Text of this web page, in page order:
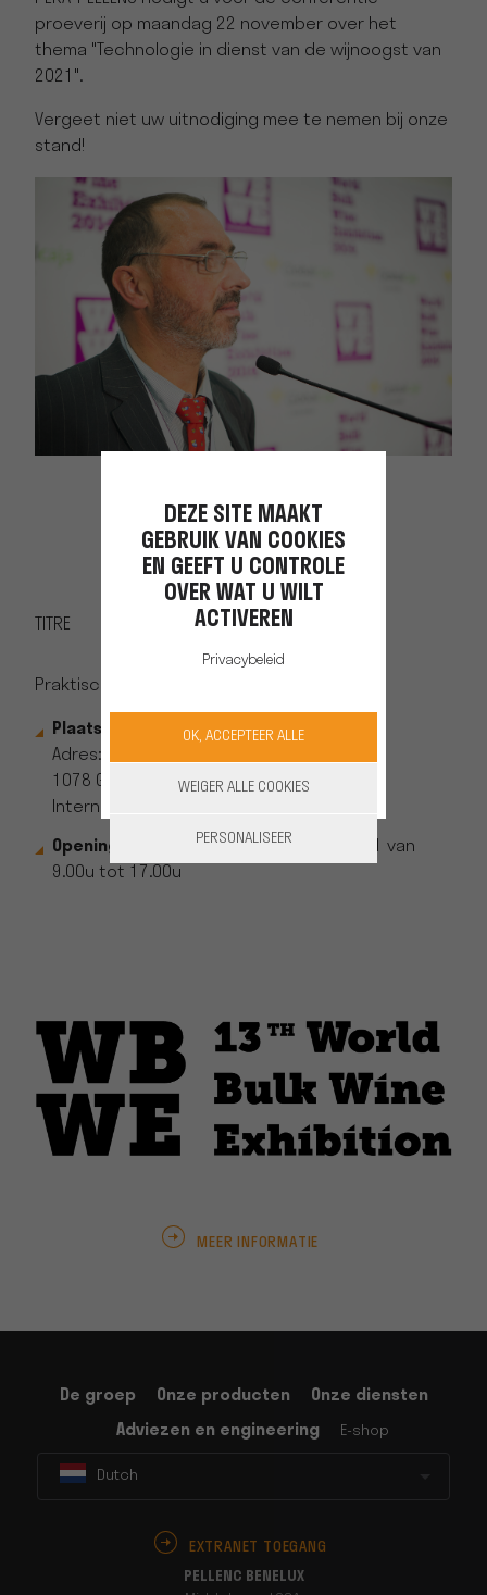
proeverij op maandag 22 november over het
thema "Technologie in dienst van de wijnoogst van
2021".
Vergeet niet uw uitnodiging mee te nemen bij onze
stand!
TITRE
Praktische informatie:
Plaats: Amsterdam RAI Hall 2 & 3
Adres: Europaplein 22
1078 GZ Amsterdam
Internet:
Openingstijden:
22 en 23 november 2021 van
9.00u tot 17.00u
MEER INFORMATIE
De groep Onze producten
Onze diensten
Adviezen en engineering
E-shop
Dutch
EXTRANET TOEGANG
PELLENC BENELUX
DEZE SITE MAAKT
GEBRUIK VAN COOKIES
EN GEEFT U CONTROLE
OVER WAT U WILT
ACTIVEREN
Privacybeleid
OK, ACCEPTEER ALLE
WEIGER ALLE COOKIES
PERSONALISEER